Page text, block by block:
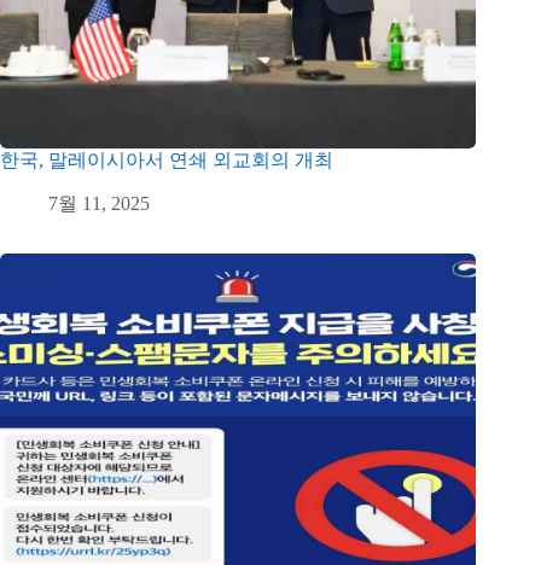
한국, 말레이시아서 연쇄 외교회의 개최
7월 11, 2025